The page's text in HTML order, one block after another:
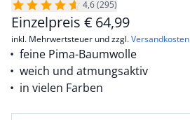
4,6 (295)
Einzelpreis € 64,99
inkl. Mehrwertsteuer und zzgl.Versandkosten
feine Pima-Baumwolle
weich und atmungsaktiv
in vielen Farben